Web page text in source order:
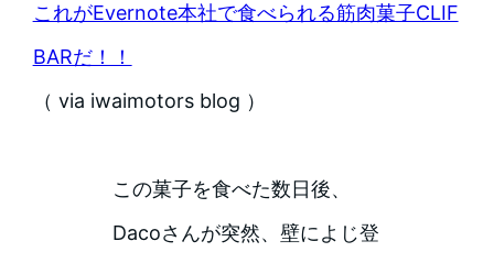
これがEvernote本社で食べられる筋肉菓子CLIF
BARだ！！
（ via iwaimotors blog ）
この菓子を食べた数日後、
Dacoさんが突然、壁によじ登